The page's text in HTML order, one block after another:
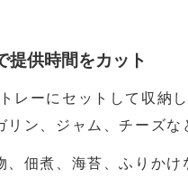
提供時間をカット
レーにセットして収納
ン、ジャム、チーズな
佃煮、海苔、ふりかけ